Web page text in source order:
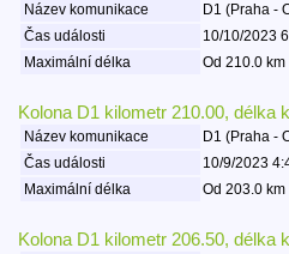
Název komunikace
D1 (Praha -
Čas události
10/10/2023
Maximální délka
Od 210.0
Kolona D1 kilometr 210.00, délka
Název komunikace
D1 (Praha -
Čas události
10/9/2023
Maximální délka
Od 203.0
Kolona D1 kilometr 206.50, délka